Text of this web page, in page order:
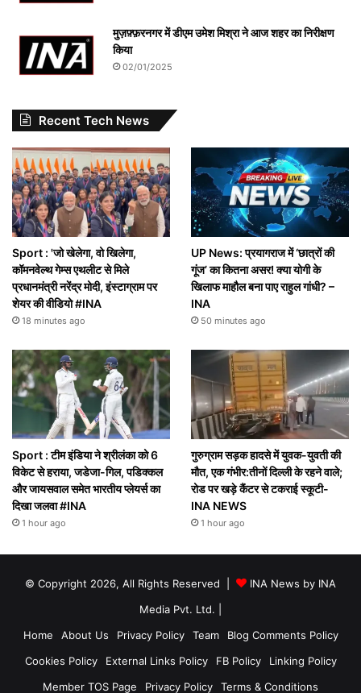
मुज़फ़्फ़रनगर में डीएम उमेश मिश्रा ने आज शहर का निरीक्षण
किया
02/01/2025
Recent Tech News
Sport : 'जो खेलेगा, वो खिलेगा,
कॉमनवेल्थ गेम्स एथलीट से मिले
प्रधानमंत्री नरेंद्र मोदी, इंस्टाग्राम पर
शेयर की वीडियो #INA
18 minutes ago
UP News: प्रयागराज में ‘छात्रों की
गूंज’ का कितना असर! क्या योगी के
खिलाफ माहौल बना पाए राहुल गांधी? –
INA
50 minutes ago
Sport : टीम इंडिया ने श्रीलंका को 6
विकेट से हराया, जडेजा-गिल, पडिक्कल
और जायसवाल समेत भारतीय प्लेयर्स का
दिखा जलवा #INA
1 hour ago
गुरुग्राम सड़क हादसे में युवक-युवती की
मौत, एक गंभीर:तीनों दिल्ली के रहने वाले;
रोड पर खड़े कैंटर से टकराई स्कूटी-
INA NEWS
1 hour ago
© Copyright 2026, All Rights Reserved |
INA News by INA
Media Pvt. Ltd.
Home
About Us Privacy Policy Team
Blog Comments Policy
Cookies Policy
External Links Policy FB Policy
Linking Policy
Member TOS Page
Privacy Policy Terms & Conditions